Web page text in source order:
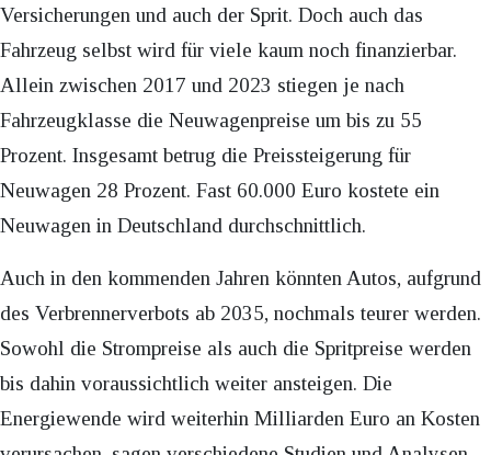
Versicherungen und auch der Sprit. Doch auch das
Fahrzeug selbst wird für viele kaum noch finanzierbar.
Allein zwischen 2017 und 2023 stiegen je nach
Fahrzeugklasse die Neuwagenpreise um bis zu 55
Prozent. Insgesamt betrug die Preissteigerung für
Neuwagen 28 Prozent. Fast 60.000 Euro kostete ein
Neuwagen in Deutschland durchschnittlich.
Auch in den kommenden Jahren könnten Autos, aufgrund
des Verbrennerverbots ab 2035, nochmals teurer werden.
Sowohl die Strompreise als auch die Spritpreise werden
bis dahin voraussichtlich weiter ansteigen. Die
Energiewende wird weiterhin Milliarden Euro an Kosten